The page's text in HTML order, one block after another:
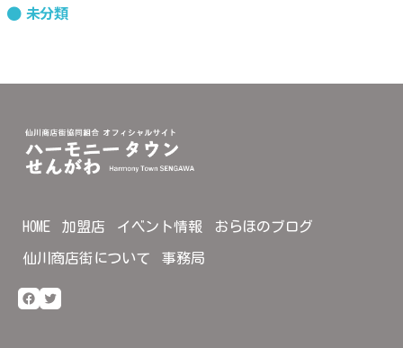
未分類
HOME 加盟店 イベント情報 おらほのブログ
仙川商店街について 事務局
Facebook
Twitter